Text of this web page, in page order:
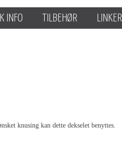
INFO TILBEHØR LINKER
knusing kan dette dekselet benyttes.